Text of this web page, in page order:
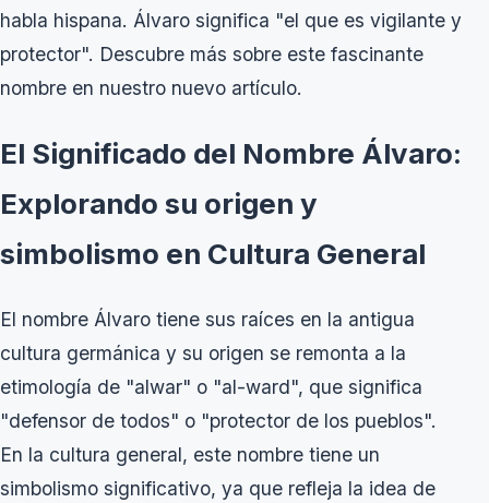
habla hispana. Álvaro significa "el que es vigilante y
protector". Descubre más sobre este fascinante
nombre en nuestro nuevo artículo.
El Significado del Nombre Álvaro:
Explorando su origen y
simbolismo en Cultura General
El nombre Álvaro tiene sus raíces en la antigua
cultura germánica y su origen se remonta a la
etimología de "alwar" o "al-ward", que significa
"defensor de todos" o "protector de los pueblos".
En la cultura general, este nombre tiene un
simbolismo significativo, ya que refleja la idea de